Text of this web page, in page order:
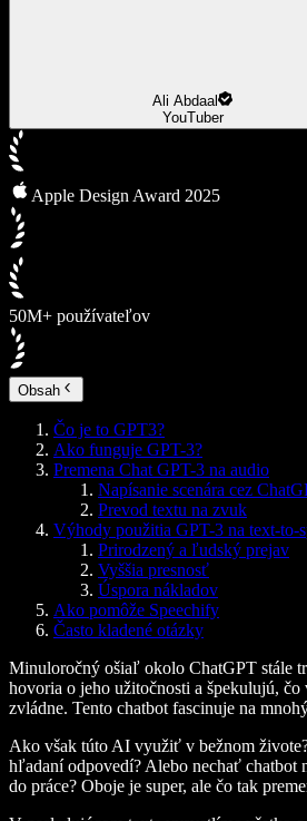
Ali Abdaal
YouTuber
Apple Design Award 2025
50M+ používateľov
Obsah
Čo je to GPT3?
Ako funguje GPT-3?
Premena Chat GPT-3 na audio
Napísanie scenára cez
Prevod textu na zvuk
Výhody použitia GPT-3 na text-to-
Prirodzený a ľudský prejav
Vyššia presnosť
Úspora nákladov
Ako pomôže Speechify
Často kladené otázky
Minuloročný ošiaľ okolo ChatGPT stále
hovoria o jeho užitočnosti a špekulujú,
zvládne. Tento chatbot fascinuje na
Ako však túto AI využiť v bežnom
hľadaní odpovedí? Alebo nechať chatbot
do práce? Oboje je super, ale čo tak